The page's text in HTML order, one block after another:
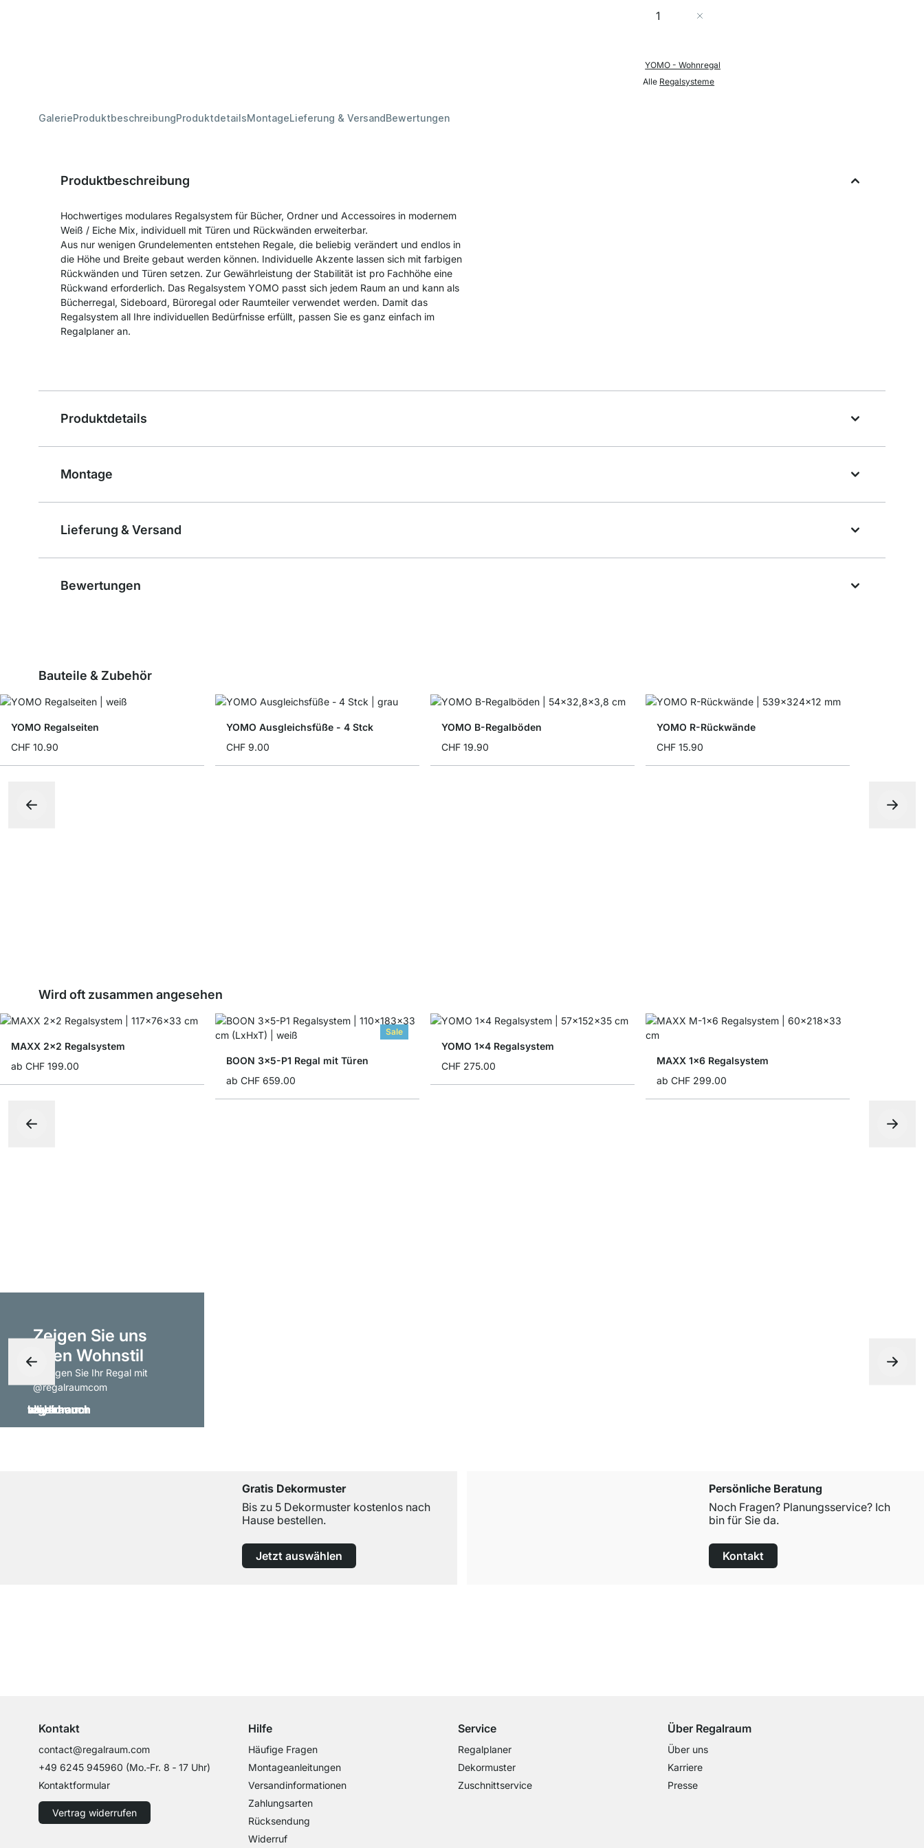
Menge
YOMO - Wohnregal
Alle Regalsysteme
GalerieProduktbeschreibungProduktdetailsMontageLieferung & VersandBewertungen
Produktbeschreibung
Hochwertiges modulares Regalsystem für Bücher, Ordner und Accessoires in modernem
Weiß / Eiche Mix, individuell mit Türen und Rückwänden erweiterbar.
Aus nur wenigen Grundelementen entstehen Regale, die beliebig verändert und endlos in
die Höhe und Breite gebaut werden können. Individuelle Akzente lassen sich mit farbigen
Rückwänden und Türen setzen. Zur Gewährleistung der Stabilität ist pro Fachhöhe eine
Rückwand erforderlich. Das Regalsystem YOMO passt sich jedem Raum an und kann als
Bücherregal, Sideboard, Büroregal oder Raumteiler verwendet werden. Damit das
Regalsystem all Ihre individuellen Bedürfnisse erfüllt, passen Sie es ganz einfach im
Regalplaner an.
Produktdetails
Montage
Lieferung & Versand
Bewertungen
Bauteile & Zubehör
YOMO Regalseiten
CHF 10.90
YOMO Ausgleichsfüße - 4 Stck
CHF 9.00
YOMO B-Regalböden
CHF 19.90
YOMO R-Rückwände
CHF 15.90
Wird oft zusammen angesehen
MAXX 2x2 Regalsystem
ab CHF 199.00
Sale
BOON 3x5-P1 Regal mit Türen
ab CHF 659.00
YOMO 1x4 Regalsystem
CHF 275.00
MAXX 1x6 Regalsystem
ab CHF 299.00
Zeigen Sie uns
Ihren Wohnstil
- taggen Sie Ihr Regal mit
@regalraumcom
Gratis Dekormuster
Bis zu 5 Dekormuster kostenlos nach
Hause bestellen.
Jetzt auswählen
Persönliche Beratung
Noch Fragen? Planungsservice? Ich
bin für Sie da.
Kontakt
Kontakt
contact@regalraum.com
+49 6245 945960 (Mo.‑Fr. 8 ‑ 17 Uhr)
Kontaktformular
Vertrag widerrufen
Hilfe
Häufige Fragen
Montageanleitungen
Versandinformationen
Zahlungsarten
Rücksendung
Widerruf
Service
Regalplaner
Dekormuster
Zuschnittservice
Über Regalraum
Über uns
Karriere
Presse